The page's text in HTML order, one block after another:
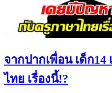
จากปากเพื่อน เด็ก
ไทย เรื่องนี้!?